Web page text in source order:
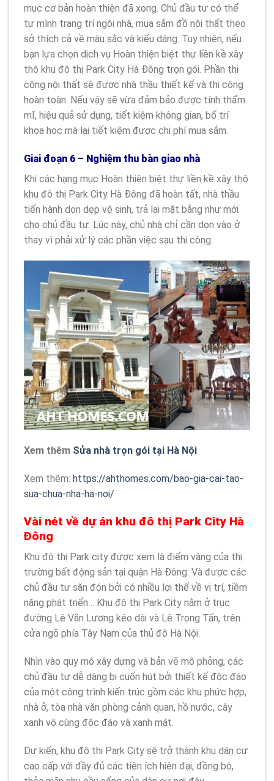
mục cơ bản hoàn thiện đã xong. Chủ đầu tư có thể
tự mình trang trí ngôi nhà, mua sắm đồ nội thất theo
sở thích cả về màu sắc và kiểu dáng. Tuy nhiên, nếu
bạn lựa chọn dịch vụ Hoàn thiện biệt thự liền kề xây
thô khu đô thị Park City Hà Đông trọn gói. Phần thi
công nội thất sẽ được nhà thầu thiết kế và thi công
hoàn toàn. Nếu vậy sẽ vừa đảm bảo được tính thẩm
mĩ, hiệu quả sử dụng, tiết kiệm không gian, bố trí
khoa học mà lại tiết kiệm được chi phí mua sắm.
Giai đoạn 6 – Nghiệm thu bàn giao nhà
Khi các hạng mục Hoàn thiện biệt thự liền kề xây thô
khu đô thị Park City Hà Đông đã hoàn tất, nhà thầu
tiến hành dọn dẹp vệ sinh, trả lại mặt bằng như mới
cho chủ đầu tư. Lúc này, chủ nhà chỉ cần dọn vào ở
thay vì phải xử lý các phần việc sau thi công.
Xem thêm Sửa nhà trọn gói tại Hà Nội
Xem thêm: https://ahthomes.com/bao-gia-cai-tao-
sua-chua-nha-ha-noi/
Vài nét về dự án khu đô thị Park City Hà
Đông
Khu đô thị Park city được xem là điểm vàng của thị
trường bất động sản tại quận Hà Đông. Và được các
chủ đầu tư săn đón bởi có nhiều lợi thế về vị trí, tiềm
năng phát triển… Khu đô thị Park City nằm ở trục
đường Lê Văn Lương kéo dài và Lê Trọng Tấn, trên
cửa ngõ phía Tây Nam của thủ đô Hà Nội.
Nhìn vào quy mô xây dựng và bản vẽ mô phỏng, các
chủ đầu tư dễ dàng bị cuốn hút bởi thiết kế độc đáo
của một công trình kiến trúc gồm các khu phức hợp,
nhà ở, tòa nhà văn phòng cảnh quan, hồ nước, cây
xanh vô cùng độc đáo và xanh mát.
Dự kiến, khu đô thị Park City sẽ trở thành khu dân cư
cao cấp với đầy đủ các tiện ích hiện đại, đồng bộ,